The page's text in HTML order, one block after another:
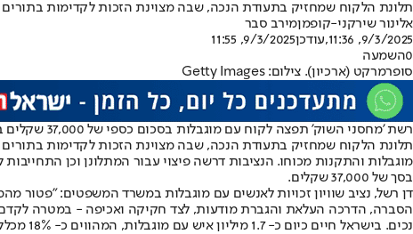
תלונת הלקוח שמחזיק בתעודת הנכה, שבה מצוינת הזכות לקדימות
אלינור שירקני-קופמןמירב סבר
9/3/2025, 11:36
,עודכן9/3/2025, 11:55
0השמעה
סופרמרקט (ארכיון). צילום: Getty Images
רשת 'מחסני השוק' תפצה לקוח עם מוגבלות בסכום כספי של 37,000 שקלים בגין אי כיבוד תקנות פטור מהמתנה בתור.
תלונת הלקוח שמחזיק בתעודת הנכה, שבה מצוינת הזכות לקדימות בתורים
מוגבלות והתקנות מכוחו. הנציבות דרשה פיצוי עבור המתלונן וכן
בסך של 37,000 שקלים.
דן רשל, נציב שוויון זכויות לאנשים עם מוגבלות במשרד המשפטים: "פטור
הסברה, הדרכה העלאת והגברת מודעות, לצד חקיקה ואכיפה - במטרה לקדם
נכים. בישראל חיים כיום כ- 1.7 מיליון איש עם מוגבלות, המהווים כ- 18% מכלל האוכלוסייה (אילוסטרציה),צילום: Getty Images